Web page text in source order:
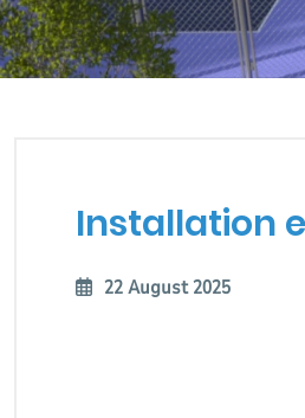
Installation
22 August 2025